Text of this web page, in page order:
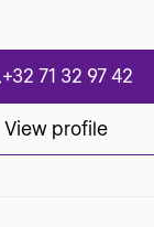
+32 71 32 97 42
View profile